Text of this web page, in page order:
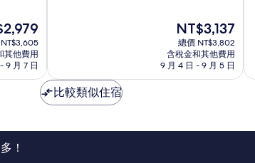
其他費用
9 月 7 日
了，
44
則
論
現
在
價
格
為
NT$3,137
總價 NT$3,802
含稅金和其他費用
9 月 4 日 - 9 月 5 日
比較類似住宿
！